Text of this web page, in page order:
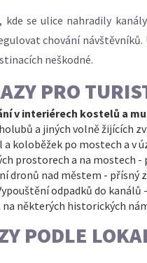
kde se ulice nahradily
chování návštěvníků.
neškodné.
PRO
v interiérech kostelů a
a jiných volně žijících
a koloběžek po mostech a v
prostorech a na mostech
dronů nad městem - přísný
odpadků do kanálů
na některých historických
PODLE